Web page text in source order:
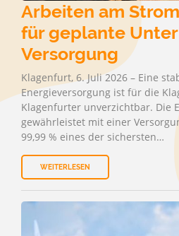
Arbeiten am
für geplante
Versorgung
Klagenfurt, 6. Juli 2026 – Eine
Energieversorgung ist für die
Klagenfurter unverzichtbar. Die
gewährleistet mit einer
99,99 % eines der sichersten…
WEITERLESEN